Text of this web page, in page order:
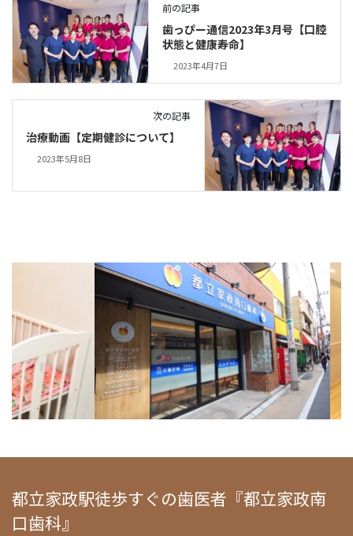
前の記事
歯っぴー通信2023年3月号【口腔
状態と健康寿命】
2023年4月7日
次の記事
治療動画【定期健診について】
2023年5月8日
都立家政駅徒歩すぐの歯医者『都立家政南
口歯科』